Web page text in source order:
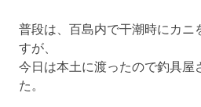
普段は、百島内で干潮時にカニ
すが、
今日は本土に渡ったので釣具屋
た。